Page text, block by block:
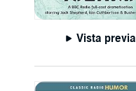
Vista previa